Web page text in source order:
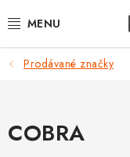
na
VÝPRODEJ - TOP AKCE
Prodávané značky
COBRA